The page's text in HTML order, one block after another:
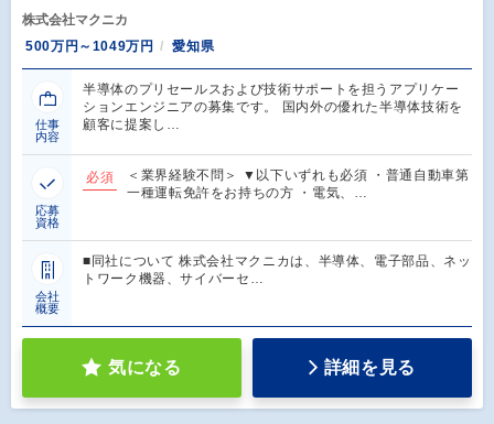
株式会社マクニカ
500万円～1049万円
愛知県
仕事
内容
半導体のプリセールスおよび技術サポートを担うアプリケー
ションエンジニアの募集です。 国内外の優れた半導体技術を
顧客に提案し…
応募
資格
必須
＜業界経験不問＞ ▼以下いずれも必須 ・普通自動車第
一種運転免許をお持ちの方 ・電気、…
会社
概要
■同社について 株式会社マクニカは、半導体、電子部品、ネッ
トワーク機器、サイバーセ…
気になる 詳細を見る